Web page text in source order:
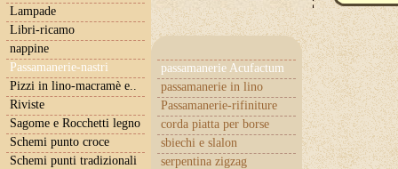
Lampade
Libri-ricamo
nappine
Passamanerie-nastri
passamanerie Acufactum
passamanerie in lino
Passamanerie-rifiniture
corda piatta per borse
sbiechi e slalon
serpentina zigzag
Pizzi in lino-macramè e..
Riviste
Sagome e Rocchetti legno
Schemi punto croce
Schemi punti tradizionali